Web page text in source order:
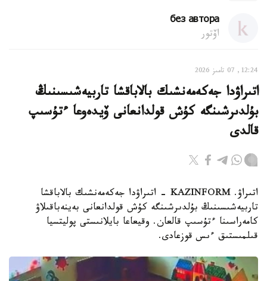
без автора
اۆتور
12:24, 07 تامىز 2026
اتىراۋدا جەكەمەنشىك بالاباقشا تاربيەشىسىنىڭ
بۇلدىرشىنگە كۇش قولدانعانى ۆيدەوعا ءتۇسىپ
قالدى
اتىراۋ. KAZINFORM - اتىراۋدا جەكەمەنشىك بالاباقشا
تاربيەشىسىنىڭ بۇلدىرشىنگە كۇش قولدانعانى بەينەباقىلاۋ
كامەراسىنا ءتۇسىپ قالعان. وقيعاعا بايلانىستى پوليتسيا
قىلمىستىق ءىس قوزعادى.